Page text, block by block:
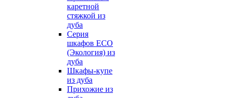
каретной
стяжкой из
дуба
Серия
шкафов ECO
(Экология) из
дуба
Шкафы-купе
из дуба
Прихожие из